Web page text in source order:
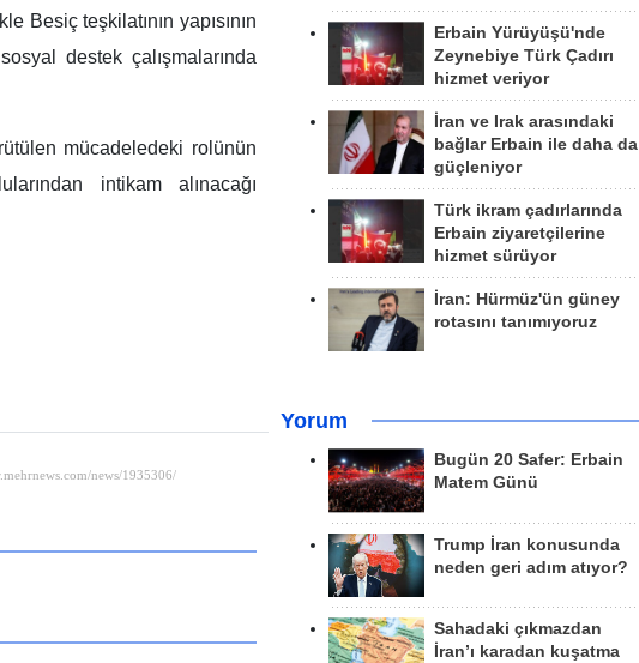
Besiç teşkilatının yapısının
destek çalışmalarında
mücadeledeki rolünün
intikam alınacağı
Erbain Yürüyüşü'nde
Zeynebiye Türk Çadırı
hizmet veriyor
İran ve Irak arasındaki
bağlar Erbain ile daha da
güçleniyor
Türk ikram çadırlarında
Erbain ziyaretçilerine
hizmet sürüyor
İran: Hürmüz'ün güney
rotasını tanımıyoruz
Yorum
Bugün 20 Safer: Erbain
Matem Günü
Trump İran konusunda
neden geri adım atıyor?
Sahadaki çıkmazdan
İran’ı karadan kuşatma